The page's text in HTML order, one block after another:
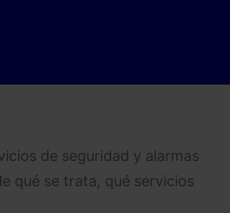
de seguridad y alarmas
qué se trata, qué servicios